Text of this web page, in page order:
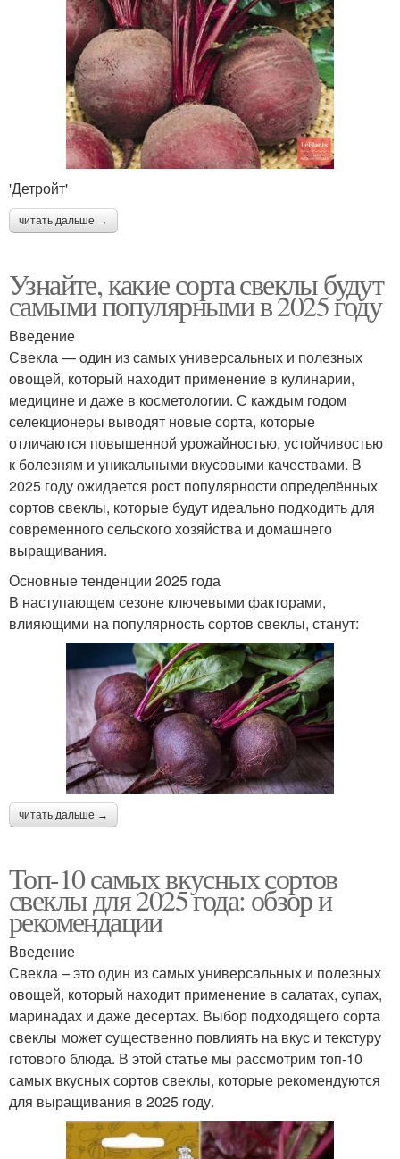
'Детройт'
читать дальше →
Узнайте, какие сорта свеклы будут
самыми популярными в 2025 году
Введение
Свекла — один из самых универсальных и полезных
овощей, который находит применение в кулинарии,
медицине и даже в косметологии. С каждым годом
селекционеры выводят новые сорта, которые
отличаются повышенной урожайностью, устойчивостью
к болезням и уникальными вкусовыми качествами. В
2025 году ожидается рост популярности определённых
сортов свеклы, которые будут идеально подходить для
современного сельского хозяйства и домашнего
выращивания.
Основные тенденции 2025 года
В наступающем сезоне ключевыми факторами,
влияющими на популярность сортов свеклы, станут:
читать дальше →
Топ-10 самых вкусных сортов
свеклы для 2025 года: обзор и
рекомендации
Введение
Свекла – это один из самых универсальных и полезных
овощей, который находит применение в салатах, супах,
маринадах и даже десертах. Выбор подходящего сорта
свеклы может существенно повлиять на вкус и текстуру
готового блюда. В этой статье мы рассмотрим топ-10
самых вкусных сортов свеклы, которые рекомендуются
для выращивания в 2025 году.